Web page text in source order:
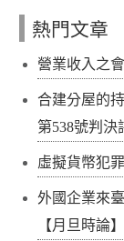
熱門文章
營業收入之
合建分屋的
第538號判決
虛擬貨幣犯
外國企業來
【月旦時論】